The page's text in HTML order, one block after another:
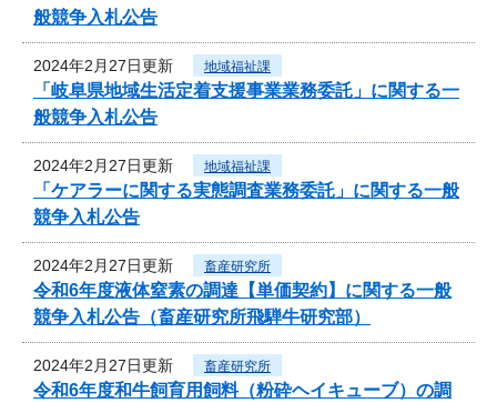
般競争入札公告
2024年2月27日更新 地域福祉課
「岐阜県地域生活定着支援事業業務委託」に関する一
般競争入札公告
2024年2月27日更新 地域福祉課
「ケアラーに関する実態調査業務委託」に関する一般
競争入札公告
2024年2月27日更新 畜産研究所
令和6年度液体窒素の調達【単価契約】に関する一般
競争入札公告（畜産研究所飛騨牛研究部）
2024年2月27日更新 畜産研究所
令和6年度和牛飼育用飼料（粉砕ヘイキューブ）の調